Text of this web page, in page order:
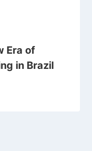
Era of
in Brazil